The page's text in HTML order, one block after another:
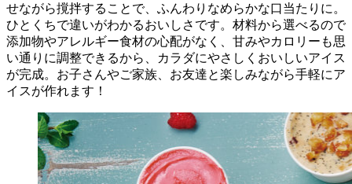
せながら撹拌することで、ふんわりなめらかな口当たりに。
ひとくちで違いがわかるおいしさです。材料から選べるので
添加物やアレルギー食材の心配がなく、甘みやカロリーも思
い通りに調整できるから、カラダにやさしくおいしいアイス
が完成。お子さんやご家族、お友達と楽しみながら手軽にア
イスが作れます！